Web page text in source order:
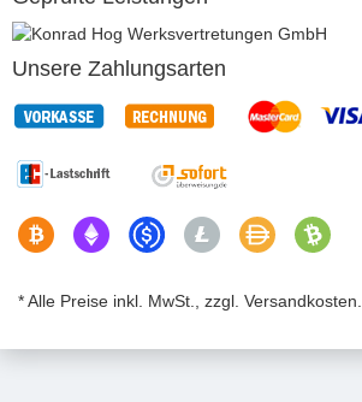
Unsere Zahlungsarten
* Alle Preise inkl. MwSt., zzgl. Versandkosten.